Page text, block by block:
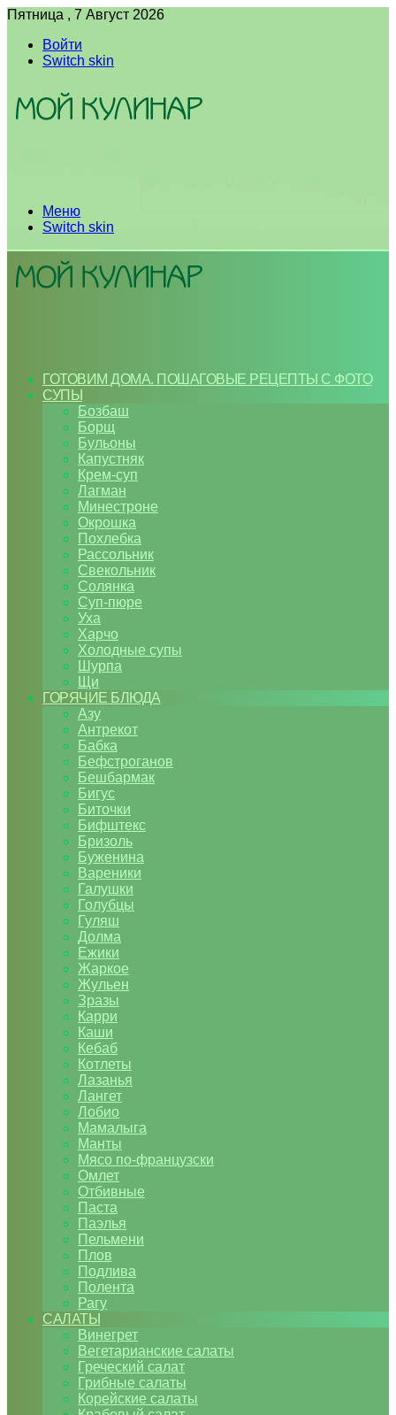
Пятница , 7 Август 2026
Войти
Switch skin
Меню
Switch skin
ГОТОВИМ ДОМА. ПОШАГОВЫЕ РЕЦЕПТЫ С ФОТО
СУПЫ
Бозбаш
Борщ
Бульоны
Капустняк
Крем-суп
Лагман
Минестроне
Окрошка
Похлебка
Рассольник
Свекольник
Солянка
Суп-пюре
Уха
Харчо
Холодные супы
Шурпа
Щи
ГОРЯЧИЕ БЛЮДА
Азу
Антрекот
Бабка
Бефстроганов
Бешбармак
Бигус
Биточки
Бифштекс
Бризоль
Буженина
Вареники
Галушки
Голубцы
Гуляш
Долма
Ежики
Жаркое
Жульен
Зразы
Карри
Каши
Кебаб
Котлеты
Лазанья
Лангет
Лобио
Мамалыга
Манты
Мясо по-французски
Омлет
Отбивные
Паста
Паэлья
Пельмени
Плов
Подлива
Полента
Рагу
САЛАТЫ
Винегрет
Вегетарианские салаты
Греческий салат
Грибные салаты
Корейские салаты